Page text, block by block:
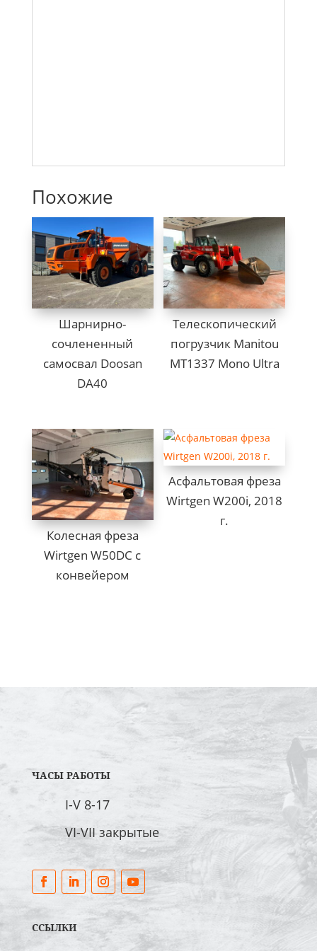
Похожие
Шарнирно-
сочлененный
самосвал Doosan
DA40
Телескопический
погрузчик Manitou
MT1337 Mono Ultra
Колесная фреза
Wirtgen W50DC с
конвейером
Асфальтовая фреза
Wirtgen W200i, 2018
г.
ЧАСЫ РАБОТЫ
I-V 8-17
VI-VII закрытые
ССЫЛКИ